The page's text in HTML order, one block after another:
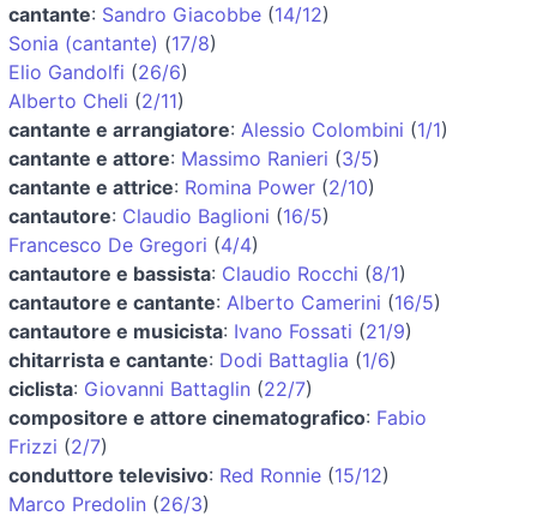
cantante: Sandro Giacobbe (14/12)
Sonia (cantante) (17/8)
Elio Gandolfi (26/6)
Alberto Cheli (2/11)
cantante e arrangiatore: Alessio Colombini (1/1)
cantante e attore: Massimo Ranieri (3/5)
cantante e attrice: Romina Power (2/10)
cantautore: Claudio Baglioni (16/5)
Francesco De Gregori (4/4)
cantautore e bassista: Claudio Rocchi (8/1)
cantautore e cantante: Alberto Camerini (16/5)
cantautore e musicista: Ivano Fossati (21/9)
chitarrista e cantante: Dodi Battaglia (1/6)
ciclista: Giovanni Battaglin (22/7)
compositore e attore cinematografico: Fabio
Frizzi (2/7)
conduttore televisivo: Red Ronnie (15/12)
Marco Predolin (26/3)